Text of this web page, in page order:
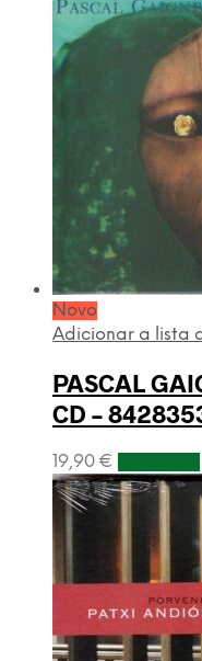
Novo
Adicionar a lista
PASCAL
CD –
19,90 €